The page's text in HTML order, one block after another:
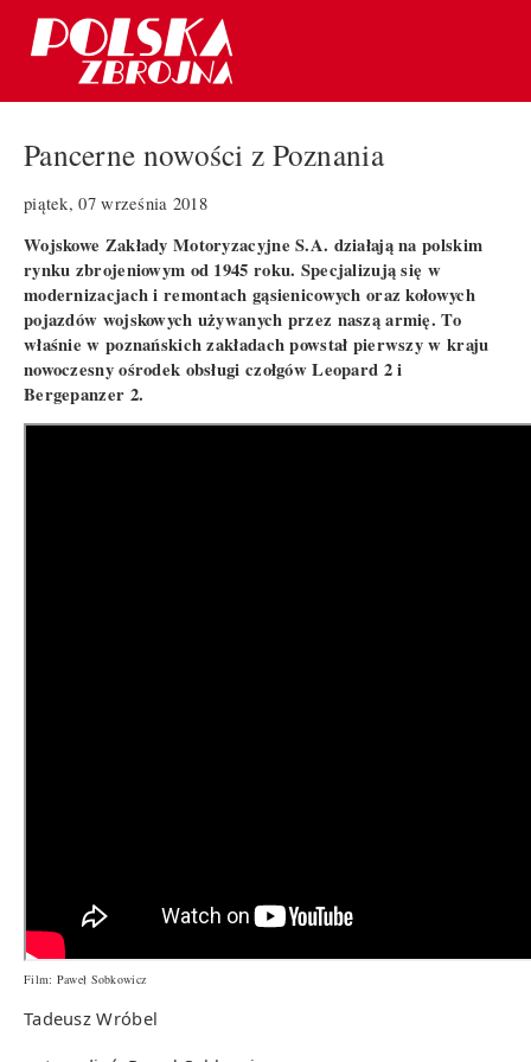
Pancerne nowości z Poznania
piątek, 07 września 2018
Wojskowe Zakłady Motoryzacyjne S.A. działają na polskim
rynku zbrojeniowym od 1945 roku. Specjalizują się w
modernizacjach i remontach gąsienicowych oraz kołowych
pojazdów wojskowych używanych przez naszą armię. To
właśnie w poznańskich zakładach powstał pierwszy w kraju
nowoczesny ośrodek obsługi czołgów Leopard 2 i
Bergepanzer 2.
Film: Paweł Sobkowicz
Tadeusz Wróbel